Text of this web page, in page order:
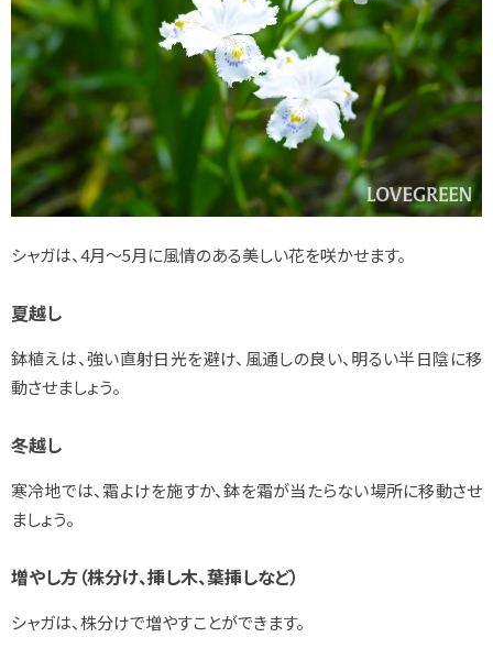
シャガは、4月～5月に風情のある美しい花を咲かせます。
夏越し
鉢植えは、強い直射日光を避け、風通しの良い、明るい半日陰に移
動させましょう。
冬越し
寒冷地では、霜よけを施すか、鉢を霜が当たらない場所に移動させ
ましょう。
増やし方（株分け、挿し木、葉挿しなど）
シャガは、株分けで増やすことができます。